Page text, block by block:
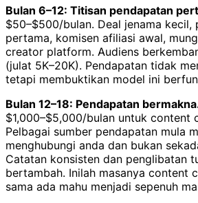
Bulan 6–12: Titisan pendapatan
$50–$500/bulan. Deal jenama kecil,
pertama, komisen afiliasi awal,
creator platform. Audiens
(julat 5K–20K). Pendapatan tidak
tetapi membuktikan model ini
Bulan 12–18: Pendapatan
$1,000–$5,000/bulan untuk content
Pelbagai sumber pendapatan mula
menghubungi anda dan bukan
Catatan konsisten dan penglibatan
bertambah. Inilah masanya content
sama ada mahu menjadi sepenuh